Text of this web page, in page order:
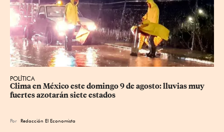
POLÍTICA
Clima en México este domingo 9 de agosto: lluvias muy
fuertes azotarán siete estados
Por Redacción El Economista